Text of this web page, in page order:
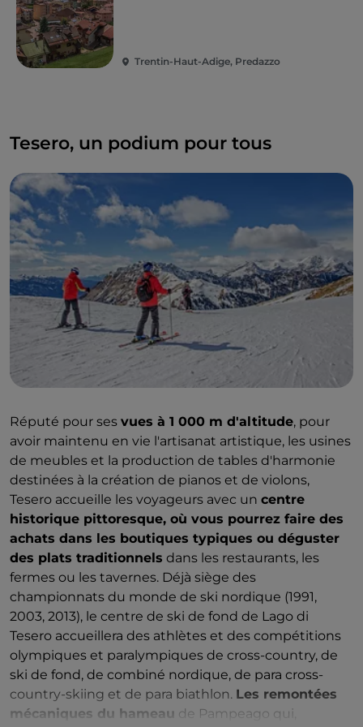
internationale.
Trentin-Haut-Adige, Predazzo
Tesero, un podium pour tous
Réputé pour ses vues à 1 000 m d'altitude, pour
avoir maintenu en vie l'artisanat artistique, les usines
de meubles et la production de tables d'harmonie
destinées à la création de pianos et de violons,
Tesero accueille les voyageurs avec un centre
historique pittoresque, où vous pourrez faire des
achats dans les boutiques typiques ou déguster
des plats traditionnels dans les restaurants, les
fermes ou les tavernes. Déjà siège des
championnats du monde de ski nordique (1991,
2003, 2013), le centre de ski de fond de Lago di
Tesero accueillera des athlètes et des compétitions
olympiques et paralympiques de cross-country, de
ski de fond, de combiné nordique, de para cross-
country-skiing et de para biathlon. Les remontées
mécaniques du hameau de Pampeago qui,